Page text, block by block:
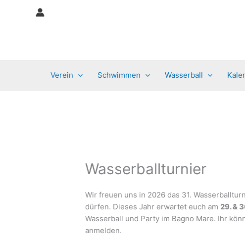
Verein Schwimmen Wasserball
Wasserballturnier
Wir freuen uns in 2026 das 31.
dürfen. Dieses Jahr erwartet euch am 29. &
Wasserball und Party im Bagno Mare. Ihr
anmelden.